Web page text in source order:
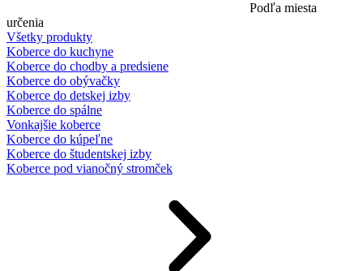
Podľa miesta
určenia
Všetky produkty
Koberce do kuchyne
Koberce do chodby a predsiene
Koberce do obývačky
Koberce do detskej izby
Koberce do spálne
Vonkajšie koberce
Koberce do kúpeľne
Koberce do študentskej izby
Koberce pod vianočný stromček